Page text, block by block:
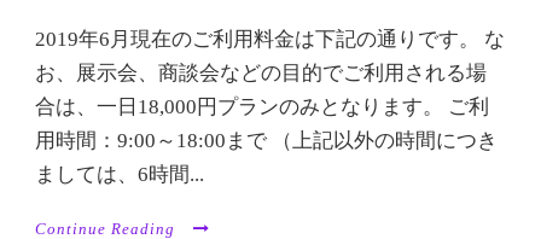
2019年6月現在のご利用料金は下記の通りです。 な
お、展示会、商談会などの目的でご利用される場
合は、一日18,000円プランのみとなります。 ご利
用時間：9:00～18:00まで （上記以外の時間につき
ましては、6時間...
Continue Reading